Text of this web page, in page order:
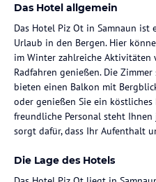
Das Hotel allgemein
Das Hotel Piz Ot in Samnaun
Urlaub in den Bergen. Hier
im Winter zahlreiche Aktivitäten
Radfahren genießen. Die
bieten einen Balkon mit
oder genießen Sie ein köstliches
freundliche Personal steht
sorgt dafür, dass Ihr Aufenthalt
Die Lage des Hotels